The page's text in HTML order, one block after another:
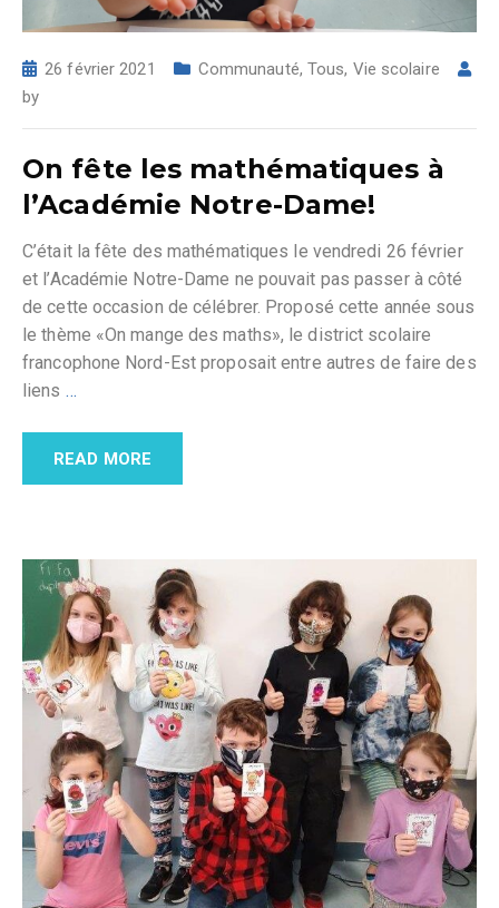
26 février 2021 Communauté, Tous, Vie scolaire
by
On fête les mathématiques à
l’Académie Notre-Dame!
C’était la fête des mathématiques le vendredi 26 février
et l’Académie Notre-Dame ne pouvait pas passer à côté
de cette occasion de célébrer. Proposé cette année sous
le thème «On mange des maths», le district scolaire
francophone Nord-Est proposait entre autres de faire des
liens …
READ MORE